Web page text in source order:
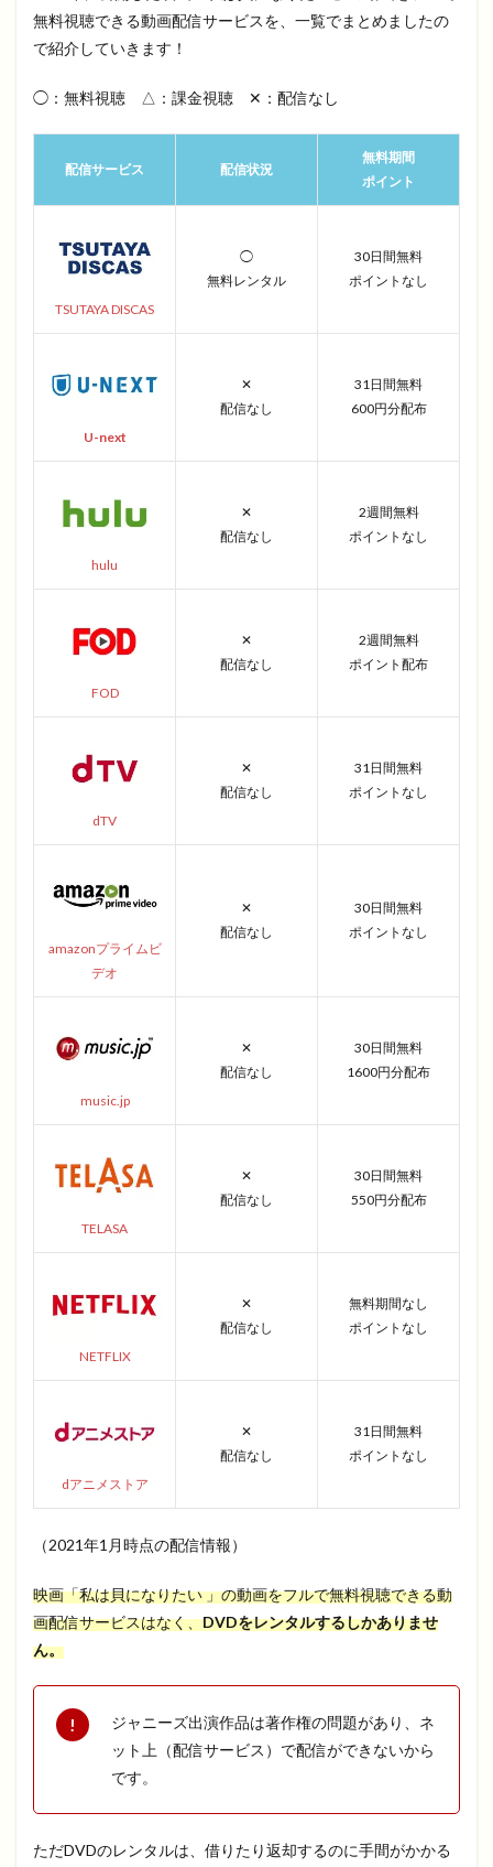
無料視聴できる動画配信サービスを、一覧でまとめましたの
で紹介していきます！
◯：無料視聴 △：課金視聴 ✕：配信なし
配信サービス 配信状況
無料期間
ポイント
TSUTAYA DISCAS
◯
無料レンタル
30日間無料
ポイントなし
U-next
✕
配信なし
31日間無料
600円分配布
hulu
✕
配信なし
2週間無料
ポイントなし
FOD
✕
配信なし
2週間無料
ポイント配布
dTV
✕
配信なし
31日間無料
ポイントなし
amazonプライムビ
デオ
✕
配信なし
30日間無料
ポイントなし
music.jp
✕
配信なし
30日間無料
1600円分配布
TELASA
✕
配信なし
30日間無料
550円分配布
NETFLIX
✕
配信なし
無料期間なし
ポイントなし
dアニメストア
✕
配信なし
31日間無料
ポイントなし
（2021年1月時点の配信情報）
映画「私は貝になりたい 」の動画をフルで無料視聴できる動
画配信サービスはなく、DVDをレンタルするしかありませ
ん。
ジャニーズ出演作品は著作権の問題があり、ネ
ット上（配信サービス）で配信ができないから
です。
ただDVDのレンタルは、借りたり返却するのに手間がかかる